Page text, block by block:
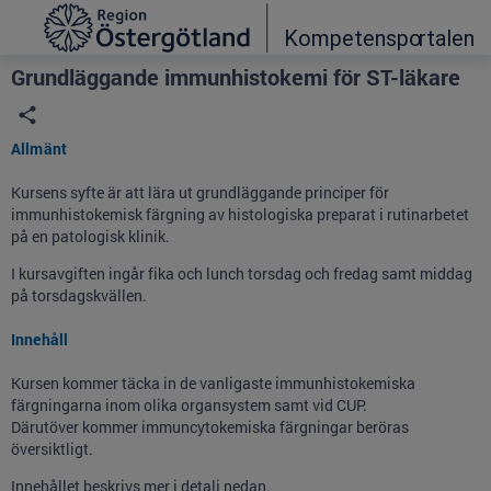
Grade
Portal
Grundläggande immunhistokemi för ST-läkare
Allmänt
Kursens syfte är att lära ut grundläggande principer för
immunhistokemisk färgning av histologiska preparat i rutinarbetet
på en patologisk klinik.
I kursavgiften ingår fika och lunch torsdag och fredag samt middag
på torsdagskvällen.
Innehåll
Kursen kommer täcka in de vanligaste immunhistokemiska
färgningarna inom olika organsystem samt vid CUP.
Därutöver kommer immuncytokemiska färgningar beröras
översiktligt.
Innehållet beskrivs mer i detalj nedan.